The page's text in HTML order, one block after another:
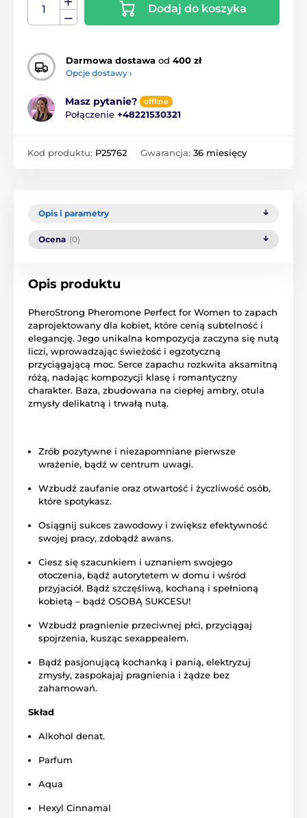
Dodaj do koszyka
Darmowa dostawa od 400 zł
Opcje dostawy ›
Masz pytanie? offline
Połączenie +48221530321
Kod produktu: P25762 Gwarancja: 36 miesięcy
Opis i parametry
Ocena (0)
Opis produktu
PheroStrong Pheromone Perfect for Women to zapach
zaprojektowany dla kobiet, które cenią subtelność i
elegancję. Jego unikalna kompozycja zaczyna się nutą
liczi, wprowadzając świeżość i egzotyczną
przyciągającą moc. Serce zapachu rozkwita aksamitną
różą, nadając kompozycji klasę i romantyczny
charakter. Baza, zbudowana na ciepłej ambry, otula
zmysły delikatną i trwałą nutą.
Zrób pozytywne i niezapomniane pierwsze
wrażenie, bądź w centrum uwagi.
Wzbudź zaufanie oraz otwartość i życzliwość osób,
które spotykasz.
Osiągnij sukces zawodowy i zwiększ efektywność
swojej pracy, zdobądź awans.
Ciesz się szacunkiem i uznaniem swojego
otoczenia, bądź autorytetem w domu i wśród
przyjaciół. Bądź szczęśliwą, kochaną i spełnioną
kobietą – bądź OSOBĄ SUKCESU!
Wzbudź pragnienie przeciwnej płci, przyciągaj
spojrzenia, kusząc sexappealem.
Bądź pasjonującą kochanką i panią, elektryzuj
zmysły, zaspokajaj pragnienia i żądze bez
zahamowań.
Skład
Alkohol denat.
Parfum
Aqua
Hexyl Cinnamal